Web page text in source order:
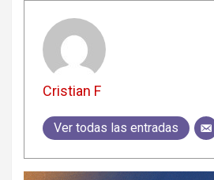
Cristian F
Ver todas las entradas